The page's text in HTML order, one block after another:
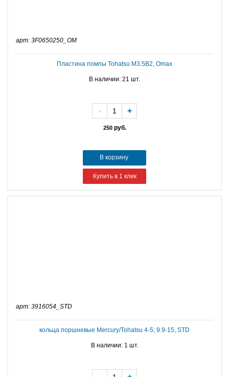
арт: 3F0650250_OM
Пластина помпы Tohatsu M3.5B2, Omax
В наличии: 21 шт.
250руб.
- +
В корзину
Купить в 1 клик
арт: 3916054_STD
кольца поршневые Mercury/Tohatsu 4-5; 9.9-15, STD
В наличии: 1 шт.